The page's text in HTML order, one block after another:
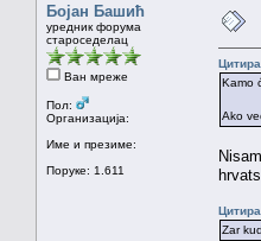
Бојан Башић
уредник форума
староседелац
Ван мреже
Пол:
Организација:
Име и презиме:
Поруке: 1.611
Kamo
Ako
Zar